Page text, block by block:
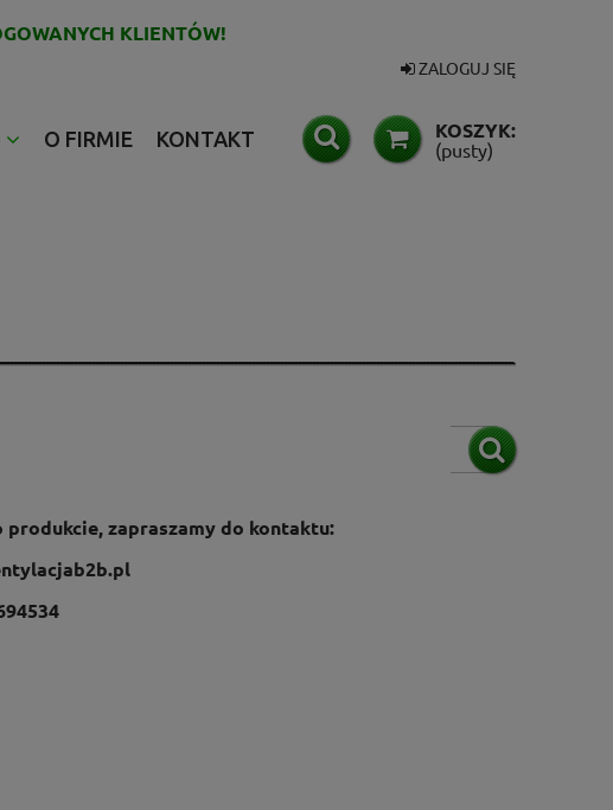
KLIENTÓW!
ZALOGUJ SIĘ
KOSZYK:
(pusty)
O FIRMIE KONTAKT
zapraszamy do kontaktu: